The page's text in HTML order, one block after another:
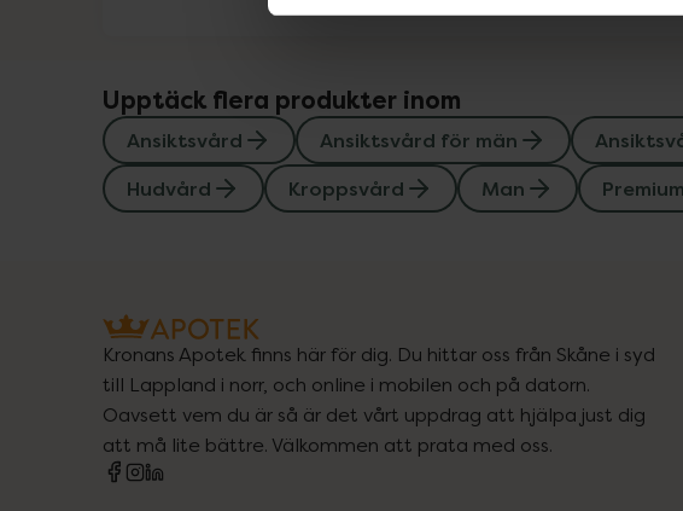
Upptäck flera produkter inom
Ansiktsvård Ansiktsvård för män
Hudvård
Kroppsvård Man
Kronans Apotek finns här för dig. Du hittar oss från Skåne i syd
till Lappland i norr, och online i mobilen och på datorn.
Oavsett vem du är så är det vårt uppdrag att hjälpa just dig
att må lite bättre. Välkommen att prata med oss.